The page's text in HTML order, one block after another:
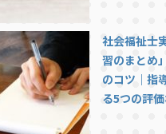
社会福祉士
習のまとめ
のコツ｜指
る5つの評